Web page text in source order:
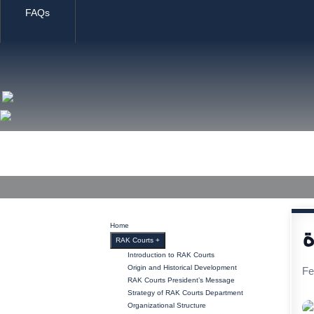
FAQs
Home
RAK Courts +
Introduction to RAK Courts
Origin and Historical Development
RAK Courts President’s Message
Strategy of RAK Courts Department
Organizational Structure